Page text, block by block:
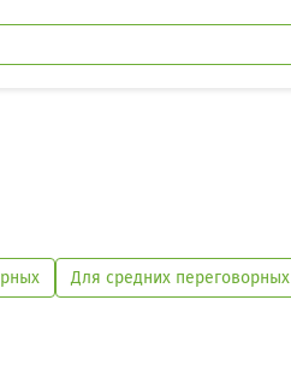
Для средних переговорных